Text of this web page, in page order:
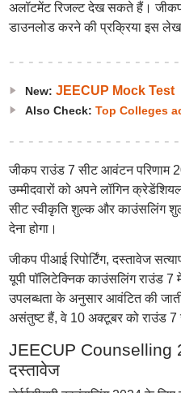
अलॉटमेंट रिजल्ट देख सकते हैं।
डाउनलोड करने की प्रक्रिया इस
New: JEECUP Mock Test
Also Check: Top Colleges
जीकप राउंड 7 सीट आवंटन परिणाम
उम्मीदवारों को अपने लॉगिन
सीट स्वीकृति शुल्क और काउंसलिंग
देना होगा।
जीकप पीआई रिपोर्टिंग, दस्तावेज
यूपी पॉलिटेक्निक काउंसलिंग राउंड 7
उपलब्धता के अनुसार आवंटित की
असंतुष्ट हैं, वे 10 अक्टूबर को राउंड
JEECUP
दस्तावेज